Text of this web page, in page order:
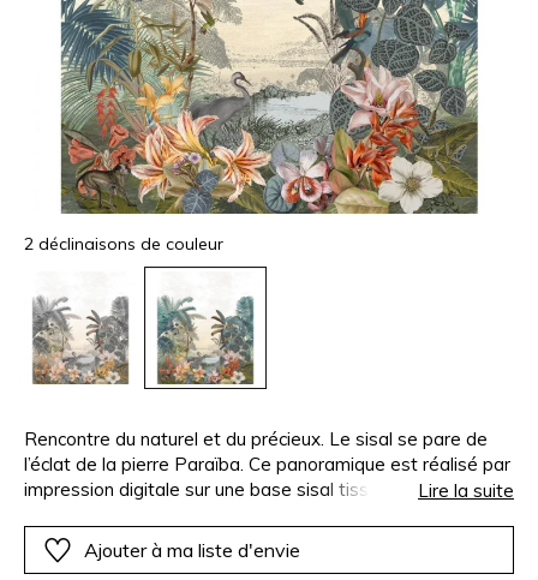
2 déclinaisons de couleur
Rencontre du naturel et du précieux. Le sisal se pare de
l’éclat de la pierre Paraïba. Ce panoramique est réalisé par
impression digitale sur une base sisal tissée de fils
un état brésilien aux nombreuses plantations d’agaves et
producteur de sisal. Il fait référence également à une
Lire la suite
Ajouter à ma liste d'envie